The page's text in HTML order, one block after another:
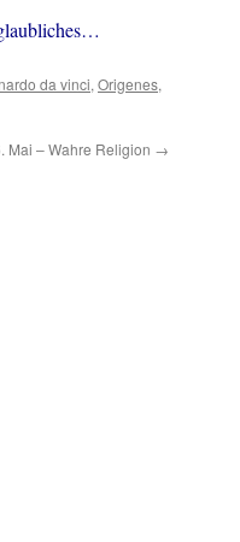
da vinci, Origenes,
Mai – Wahre Religion →